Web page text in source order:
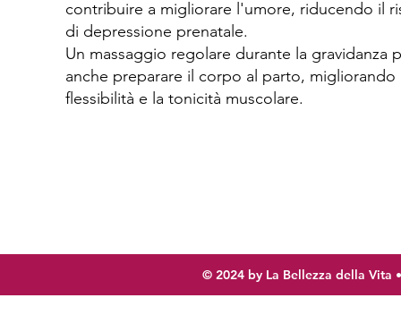
contribuire a migliorare l'umore, riducendo il
di depressione prenatale.
Un massaggio regolare durante la gravidanza
anche preparare il corpo al parto, migliorando
flessibilità e la tonicità muscolare.
© 2024 by La Bellezza della Vita